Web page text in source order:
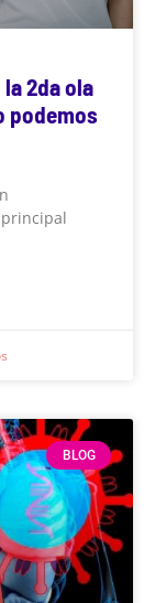
2da ola
podemos
principal
BLOG